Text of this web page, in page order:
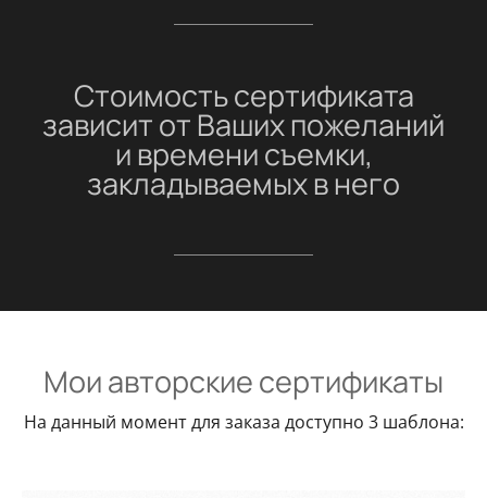
Стоимость сертификата
зависит от Ваших пожеланий
и времени съемки,
закладываемых в него
Мои авторские сертификаты
На данный момент для заказа доступно 3 шаблона: